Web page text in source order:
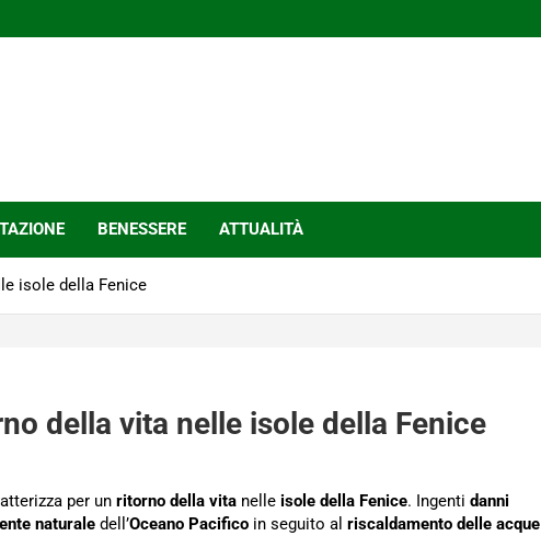
BENESSERE ATTUALITÀ
isole della Fenice
della vita nelle isole della Fenice
per un ritorno della vita nelle isole della Fenice. Ingenti danni
naturale dell’Oceano Pacifico in seguito al riscaldamento delle acque